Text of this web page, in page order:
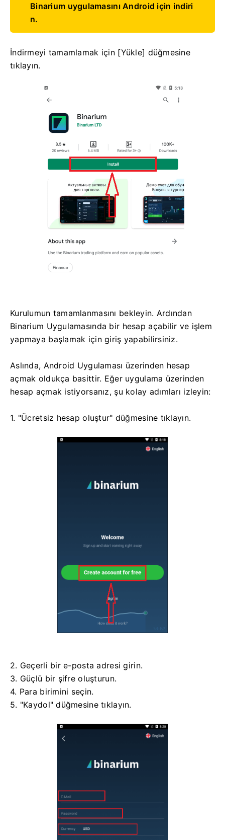
Binarium uygulamasını Android için indiri
n.
İndirmeyi tamamlamak için [Yükle] düğmesine
tıklayın.
Kurulumun tamamlanmasını bekleyin. Ardından
Binarium Uygulamasında bir hesap açabilir ve işlem
yapmaya başlamak için giriş yapabilirsiniz.
Aslında, Android Uygulaması üzerinden hesap
açmak oldukça basittir. Eğer uygulama üzerinden
hesap açmak istiyorsanız, şu kolay adımları izleyin:
1. "Ücretsiz hesap oluştur" düğmesine tıklayın.
2. Geçerli bir e-posta adresi girin.
3. Güçlü bir şifre oluşturun.
4. Para birimini seçin.
5. "Kaydol" düğmesine tıklayın.